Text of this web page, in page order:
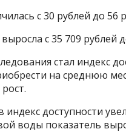
с 30 рублей до 56
с 35 709 рублей
стал индекс
на среднюю
доступности
воды показатель